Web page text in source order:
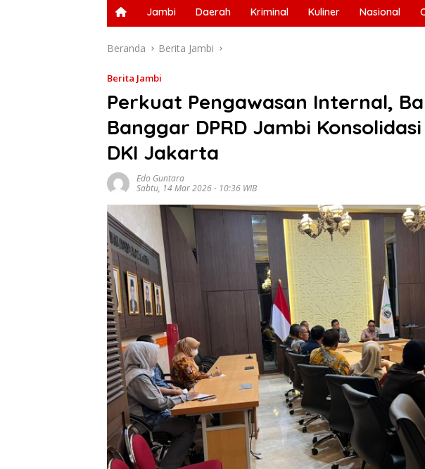
Jambi Daerah Kriminal Kuliner Nasional
Beranda Berita Jambi
Berita Jambi
Perkuat Pengawasan Internal,
Banggar DPRD Jambi
DKI Jakarta
Edo Guntara
Sabtu, 14 Mar 2026 - 10:36 WIB